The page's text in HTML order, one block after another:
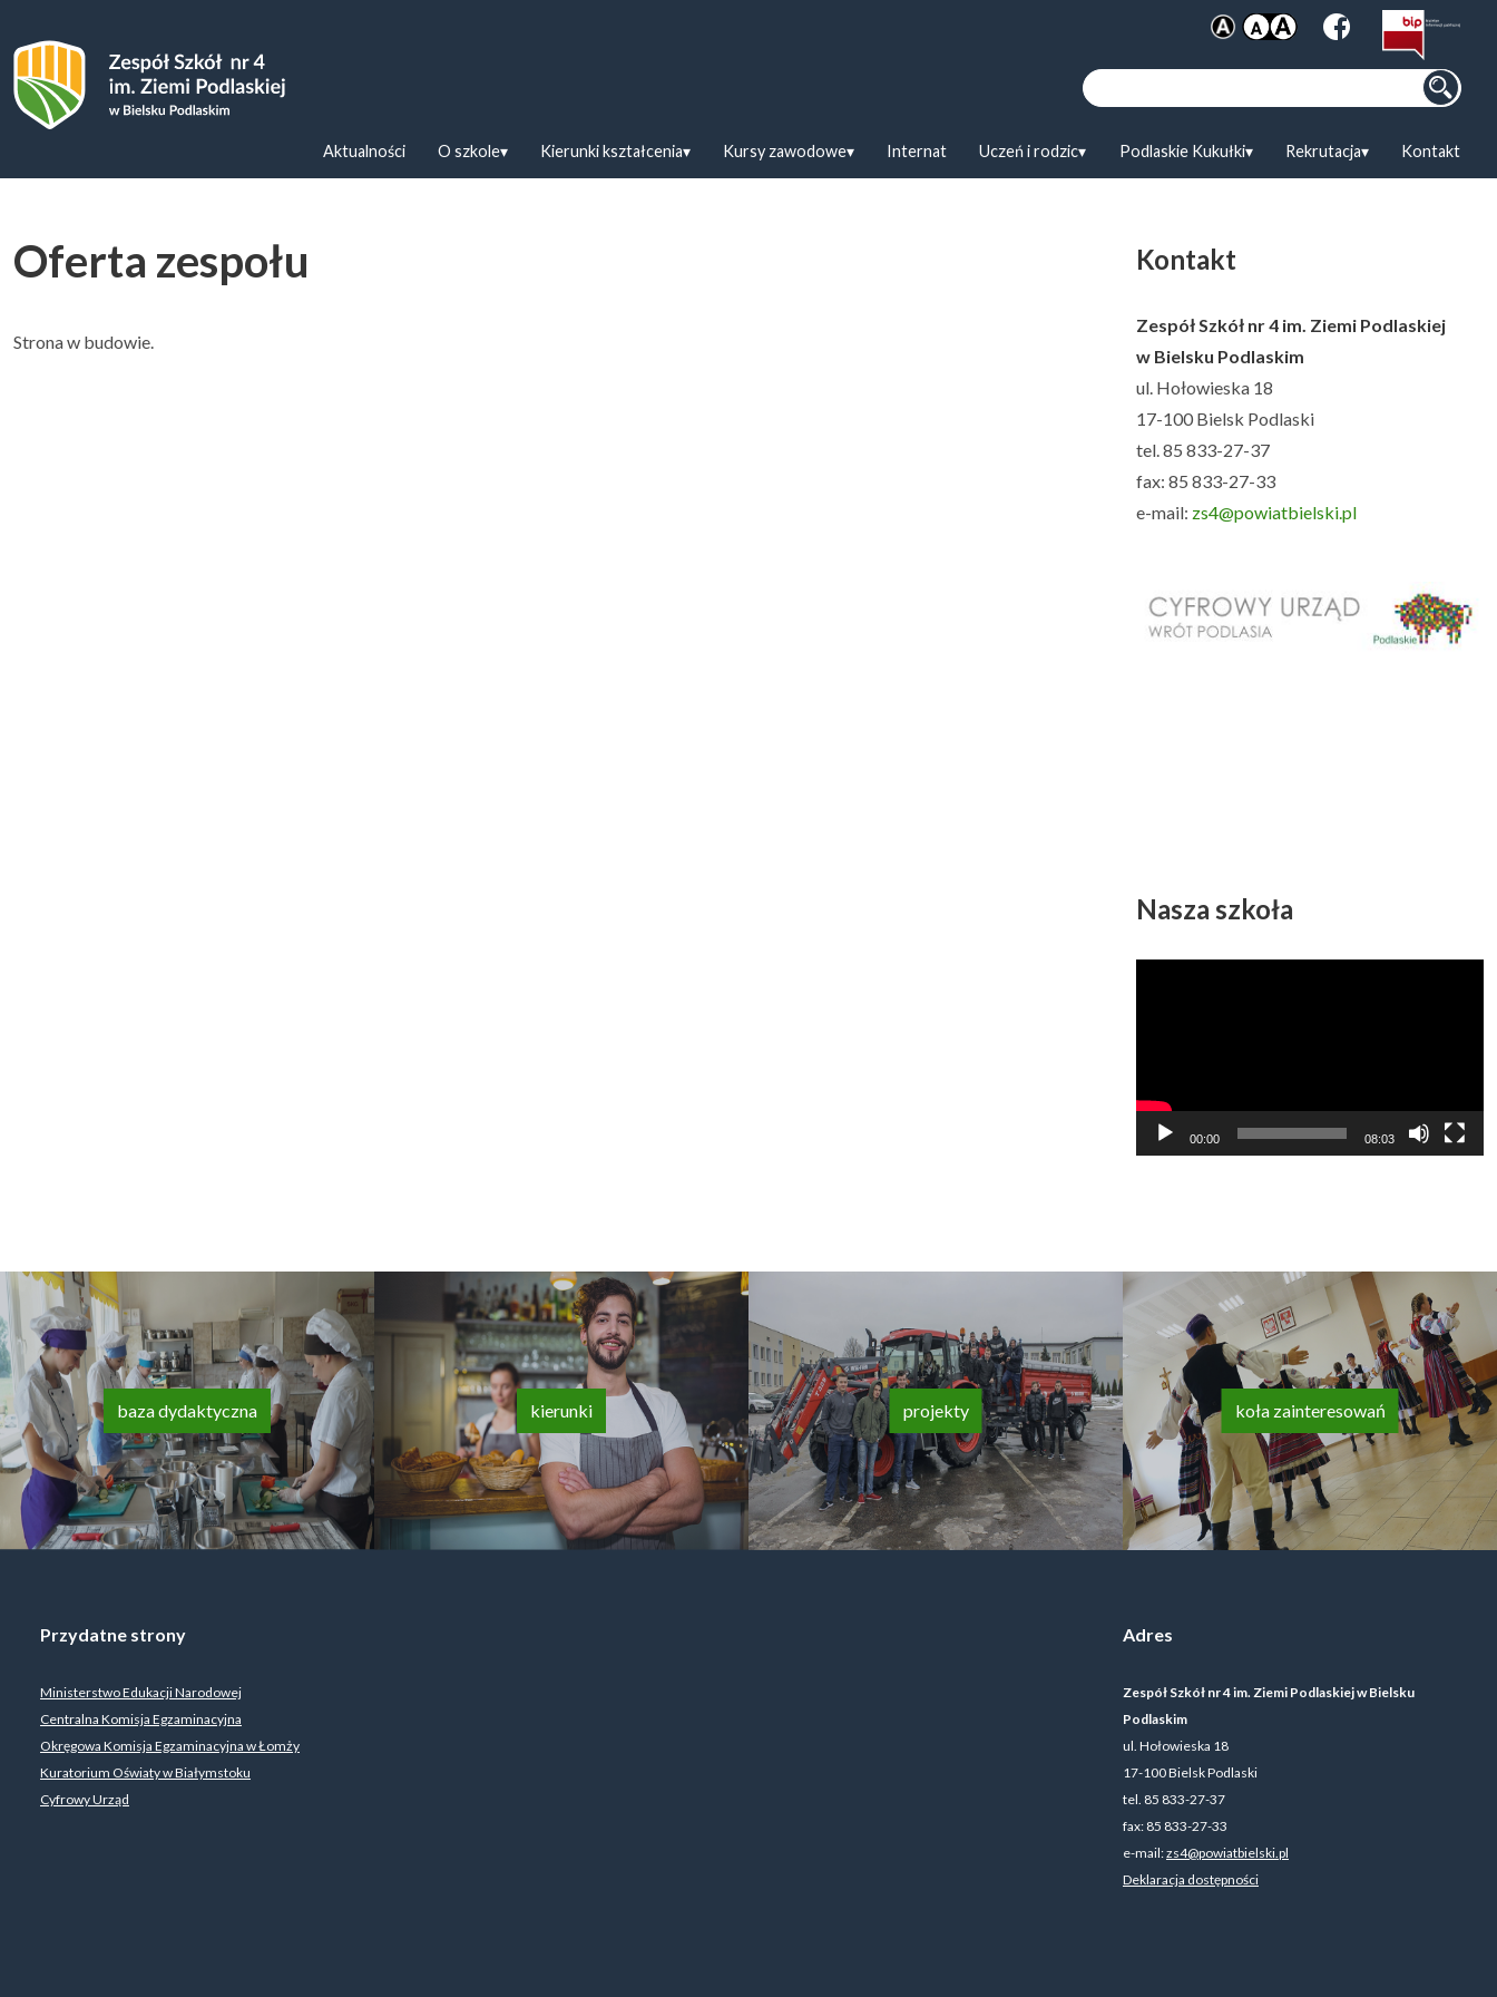
Zespoł Szkół nr 4 im. Ziemi Podlaskiej w Bielsku Podlaskim
Aktualności O szkole Kierunki kształcenia Kursy zawodowe Internat Uczeń i rodzic Podlaskie Kukułki Rekrutacja Kontakt
Szukaj:
Oferta zespołu
Strona w budowie.
Kontakt
Zespół Szkół nr 4 im. Ziemi Podlaskiej
w Bielsku Podlaskim
ul. Hołowieska 18
17-100 Bielsk Podlaski
tel. 85 833-27-37
fax: 85 833-27-33
e-mail: zs4@powiatbielski.pl
Nasza szkoła
00:00 08:03
baza dydaktyczna kierunki projekty koła zainteresowań
Przydatne strony
Ministerstwo Edukacji Narodowej
Centralna Komisja Egzaminacyjna
Okręgowa Komisja Egzaminacyjna w Łomży
Kuratorium Oświaty w Białymstoku
Cyfrowy Urząd
Adres
Zespół Szkół nr 4 im. Ziemi Podlaskiej w Bielsku
Podlaskim
ul. Hołowieska 18
17-100 Bielsk Podlaski
tel. 85 833-27-37
fax: 85 833-27-33
e-mail:zs4@powiatbielski.pl
Deklaracja dostępności